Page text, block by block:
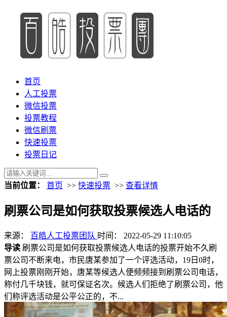
首页
人工投票
微信投票
投票教程
微信刷票
快速投票
投票日记
当前位置： 首页 >> 快速投票 >> 查看详情
刷票公司是如何获取投票候选人电话的
来源： 百皓人工投票团队 时间： 2022-05-29 11:10:05
导读 刷票公司是如何获取投票候选人电话的投票开始不久刷
票公司不断来电，市民唐某参加了一个评选活动，19日0时，
网上投票刚刚开始，唐某等候选人便频频接到刷票公司电话，
称付几千块钱，就可保证名次。候选人们拒绝了刷票公司，他
们称评选活动是公平公正的，不...